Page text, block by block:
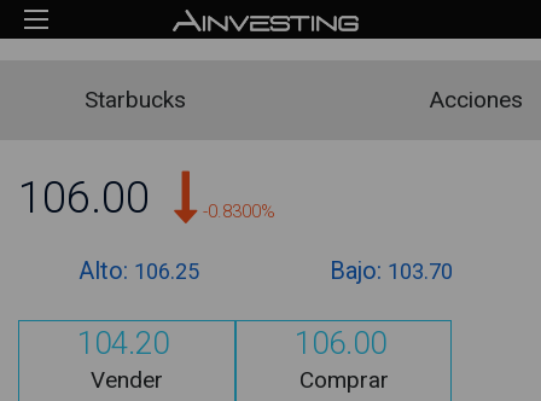
Starbucks Acciones
106.00 -0.8300%
Alto: 106.25 Bajo: 103.70
104.20
Vender
106.00
Comprar